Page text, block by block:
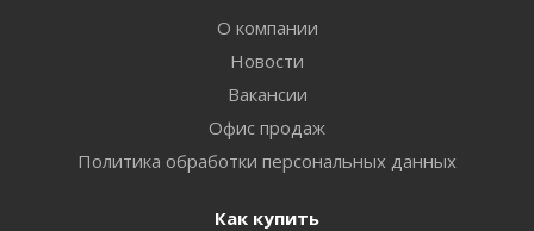
О компании
Новости
Вакансии
Офис продаж
Политика обработки персональных данных
Как купить